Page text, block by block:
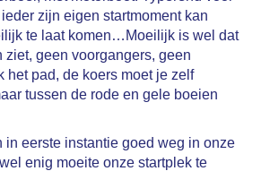
zijn eigen startmoment kan
te laat komen…Moeilijk is wel dat
ziet, geen voorgangers, geen
het pad, de koers moet je zelf
tussen de rode en gele boeien
in eerste instantie goed weg in onze
enig moeite onze startplek te